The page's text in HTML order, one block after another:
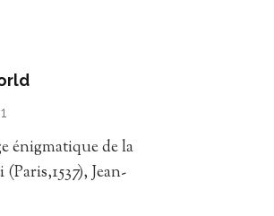
énigmatique de la
Jean-